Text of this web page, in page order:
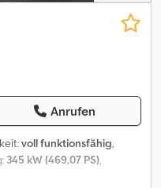
Anrufen
voll funktionsfähig,
345 kW (469,07 PS)